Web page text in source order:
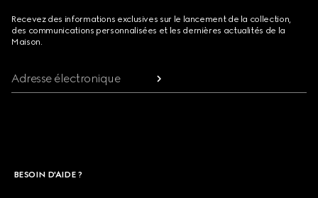
Recevez des informations exclusives sur le lancement de la collection,
des communications personnalisées et les dernières actualités de la
Maison.
Adresse électronique
BESOIN D'AIDE ?